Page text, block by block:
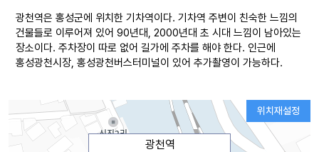
광천역은 홍성군에 위치한 기차역이다. 기차역 주변이 친숙한 느낌의
건물들로 이루어져 있어 90년대, 2000년대 초 시대 느낌이 남아있는
장소이다. 주차장이 따로 없어 길가에 주차를 해야 한다. 인근에
홍성광천시장, 홍성광천버스터미널이 있어 추가촬영이 가능하다.
광천역
위치재설정